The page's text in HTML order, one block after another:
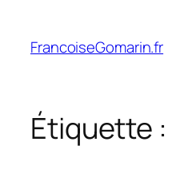
contenu
FrancoiseGomarin.fr
Étiquette :